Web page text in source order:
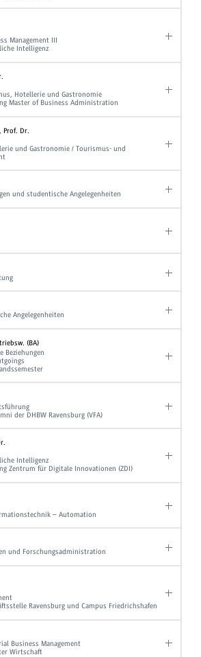
Management III
Intelligenz
Hotellerie und Gastronomie
Master of Business Administration
Prof. Dr.
und Gastronomie / Tourismus- und
und studentische Angelegenheiten
Angelegenheiten
(BA)
Beziehungen
der DHBW Ravensburg (VFA)
Intelligenz
Zentrum für Digitale Innovationen (ZDI)
– Automation
und Forschungsadministration
Ravensburg und Campus Friedrichshafen
Business Management
Wirtschaft